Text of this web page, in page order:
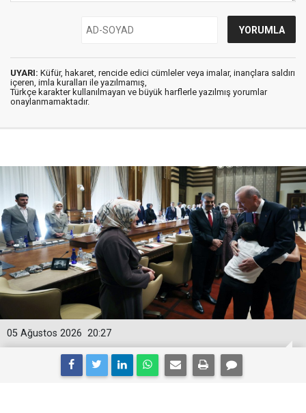
UYARI: Küfür, hakaret, rencide edici cümleler veya imalar, inançlara saldırı
içeren, imla kuralları ile yazılmamış,
Türkçe karakter kullanılmayan ve büyük harflerle yazılmış yorumlar
onaylanmamaktadır.
20:27
05 Ağustos 2026